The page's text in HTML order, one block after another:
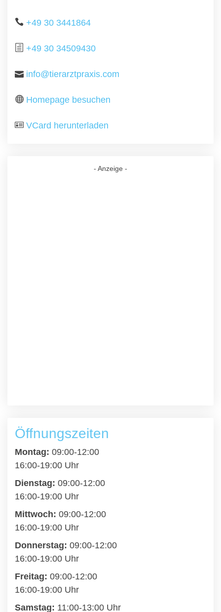
+49 30 3441864
+49 30 34509430
info@tierarztpraxis.com
Homepage besuchen
VCard herunterladen
- Anzeige -
Öffnungszeiten
Montag: 09:00-12:00
16:00-19:00 Uhr
Dienstag: 09:00-12:00
16:00-19:00 Uhr
Mittwoch: 09:00-12:00
16:00-19:00 Uhr
Donnerstag: 09:00-12:00
16:00-19:00 Uhr
Freitag: 09:00-12:00
16:00-19:00 Uhr
Samstag: 11:00-13:00 Uhr